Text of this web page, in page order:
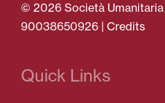
© 2026 Società Umanitaria
90038650926 | Credits
Quick Links